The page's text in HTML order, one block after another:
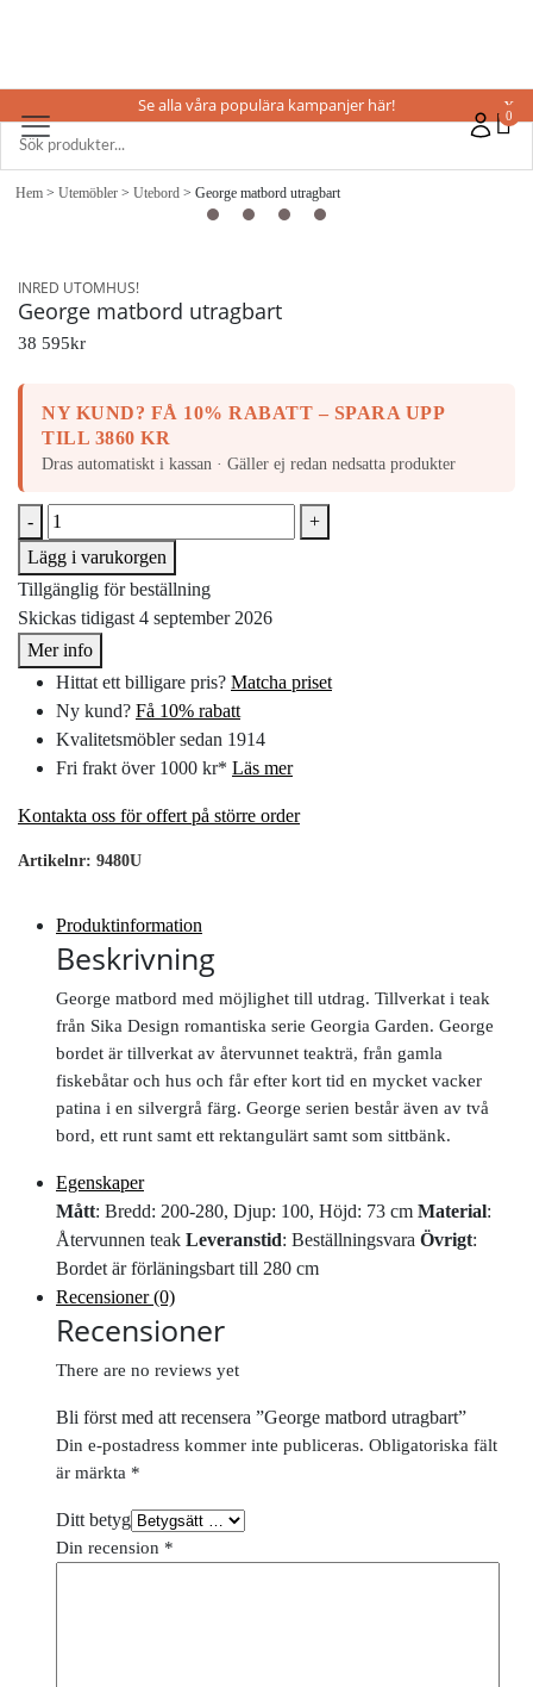
0
Se alla våra populära kampanjer här! X
Hem > Utemöbler > Utebord > George matbord utragbart
INRED UTOMHUS!
George matbord utragbart
38 595kr
NY KUND? FÅ 10% RABATT – SPARA UPP
TILL 3860 KR
Dras automatiskt i kassan · Gäller ej redan nedsatta produkter
-
+
Lägg i varukorgen
Tillgänglig för beställning
Skickas tidigast 4 september 2026
Mer info
Hittat ett billigare pris? Matcha priset
Ny kund? Få 10% rabatt
Kvalitetsmöbler sedan 1914
Fri frakt över 1000 kr* Läs mer
Kontakta oss för offert på större order
Artikelnr: 9480U
Produktinformation
Beskrivning
George matbord med möjlighet till utdrag. Tillverkat i teak
från Sika Design romantiska serie Georgia Garden. George
bordet är tillverkat av återvunnet teakträ, från gamla
fiskebåtar och hus och får efter kort tid en mycket vacker
patina i en silvergrå färg. George serien består även av två
bord, ett runt samt ett rektangulärt samt som sittbänk.
Egenskaper
Mått: Bredd: 200-280, Djup: 100, Höjd: 73 cm Material:
Återvunnen teak Leveranstid: Beställningsvara Övrigt:
Bordet är förläningsbart till 280 cm
Recensioner (0)
Recensioner
There are no reviews yet
Bli först med att recensera ”George matbord utragbart”
Din e-postadress kommer inte publiceras. Obligatoriska fält
är märkta *
Ditt betyg
Din recension *